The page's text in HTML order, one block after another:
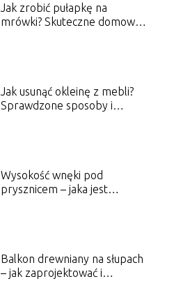
Jak zrobić pułapkę na
mrówki? Skuteczne domowe
Jak usunąć okleinę z mebli?
Sprawdzone sposoby i
Wysokość wnęki pod
prysznicem – jaka jest
Balkon drewniany na słupach
– jak zaprojektować i